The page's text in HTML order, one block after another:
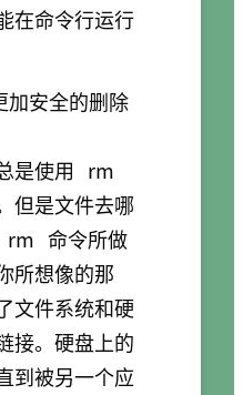
在命令行运行
加安全的删除
是使用 rm
但是文件去哪
rm 命令所做
所想像的那
文件系统和硬
接。硬盘上的
到被另一个应